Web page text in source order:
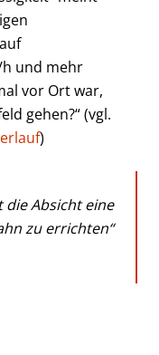
h und mehr
vor Ort war,
gehen?“ (vgl.
)
die Absicht eine
zu errichten“